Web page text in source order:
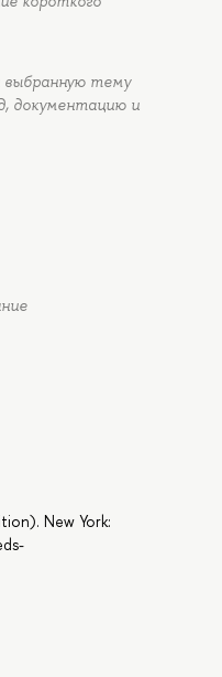
выбранную тему
документацию и
New York: